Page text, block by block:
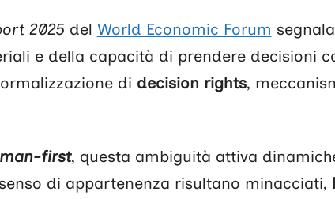
2025 del World Economic Forum
e della capacità di prendere decisioni
di decision rights,
first, questa ambiguità attiva
di appartenenza risultano minacciati,